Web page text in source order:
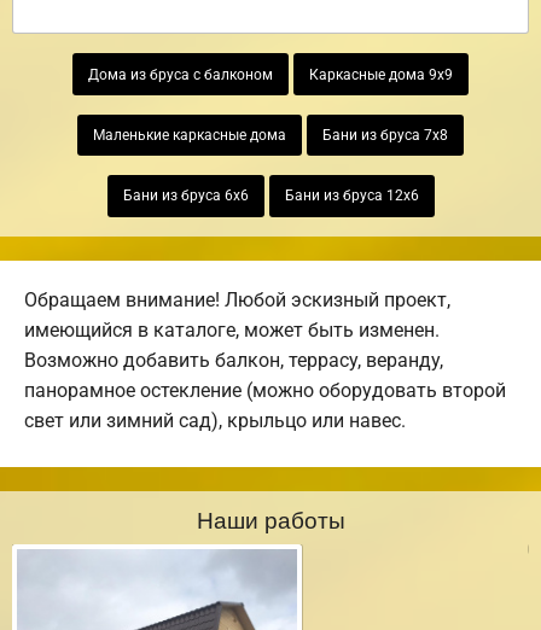
Дома из бруса с балконом Каркасные дома 9х9
Маленькие каркасные дома Бани из бруса 7х8
Бани из бруса 6х6 Бани из бруса 12х6
Обращаем внимание! Любой эскизный проект,
имеющийся в каталоге, может быть изменен.
Возможно добавить балкон, террасу, веранду,
панорамное остекление (можно оборудовать второй
свет или зимний сад), крыльцо или навес.
Наши работы